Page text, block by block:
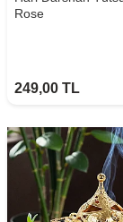
Rose
249,00 TL